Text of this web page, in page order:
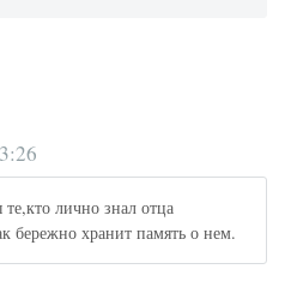
лично знал отца
бережно хранит память о нем.